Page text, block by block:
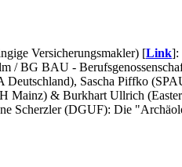
Versicherungsmakler) [Link]:
/ BG BAU -
Deutschland), Sascha Piffko
Mainz) & Burkhart Ullrich
Scherzler (DGUF): Die